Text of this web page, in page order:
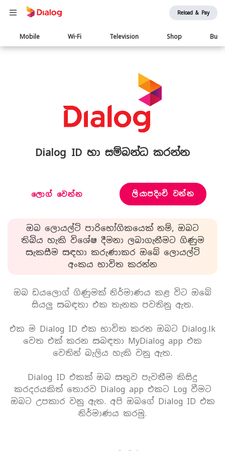
Reload & Pay
Main
navigation
Mobile Wi-Fi Television Shop
Dialog ID හා සම්බන්ධ කරන්න
ලොග් වෙන්න ලියාපදිංචි වන්න
ඔබ ලොයල්ටි පාරිභෝගිකයෙක් නම්, ඔබට
තිබිය හැකි විශේෂ දීමනා ලබාගැනීමට ගිණුම
සැකසීම සඳහා කරුණාකර ඔබේ ලොයල්ටි
අංකය භාවිත කරන්න
ඔබ ඩයලොග් ගිණුමක් නිර්මාණය කළ විට ඔබේ
සියලු සබඳතා එක තැනක පවතිනු ඇත.
එක ම Dialog ID එක භාවිත කරන ඔබට Dialog.lk
වෙත එක් කරන සබඳතා MyDialog app එක
වෙතින් බැලිය හැකි වනු ඇත.
Dialog ID එකක් ඔබ සතුව පැවතීම කිසිදු
කරදරයකිත් තොරව Dialog app එකට Log වීමට
ඔබට උපකාර වනු ඇත. අපි ඔබගේ Dialog ID එක
නිර්මාණය කරමු.